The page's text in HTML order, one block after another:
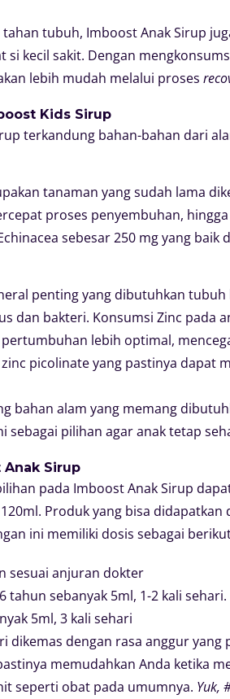
tahan tubuh, Imboost Anak Sirup
si kecil sakit. Dengan
lebih mudah melalui proses
Kids Sirup
terkandung bahan-bahan dari
tanaman yang sudah lama
proses penyembuhan,
sebesar 250 mg yang baik
penting yang dibutuhkan
dan bakteri. Konsumsi Zinc pada
lebih optimal,
picolinate yang pastinya dapat
bahan alam yang memang
sebagai pilihan agar anak tetap
Sirup
pada Imboost Anak Sirup
Produk yang bisa
ini memiliki dosis sebagai
sesuai anjuran dokter
tahun sebanyak 5ml, 1-2 kali sehari.
5ml, 3 kali sehari
dikemas dengan rasa anggur yang
memudahkan Anda ketika
seperti obat pada umumnya. Yuk,